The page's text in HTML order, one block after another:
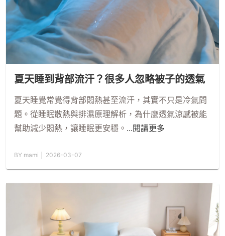
夏天睡到背部流汗？很多人忽略被子的透氣
夏天睡覺常覺得背部悶熱甚至流汗，其實不只是冷氣問
題。從睡眠散熱與排濕原理解析，為什麼透氣涼感被能
幫助減少悶熱，讓睡眠更安穩。 ...閱讀更多
BY mami │ 2026-03-07